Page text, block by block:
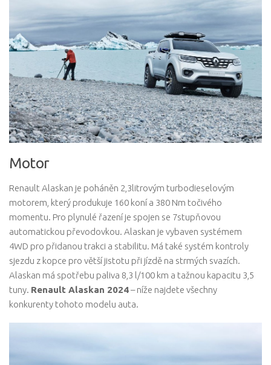
Motor
Renault Alaskan je poháněn 2,3litrovým turbodieselovým
motorem, který produkuje 160 koní a 380 Nm točivého
momentu. Pro plynulé řazení je spojen se 7stupňovou
automatickou převodovkou. Alaskan je vybaven systémem
4WD pro přidanou trakci a stabilitu. Má také systém kontroly
sjezdu z kopce pro větší jistotu při jízdě na strmých svazích.
Alaskan má spotřebu paliva 8,3 l/100 km a tažnou kapacitu 3,5
tuny. Renault Alaskan 2024– níže najdete všechny
konkurenty tohoto modelu auta.